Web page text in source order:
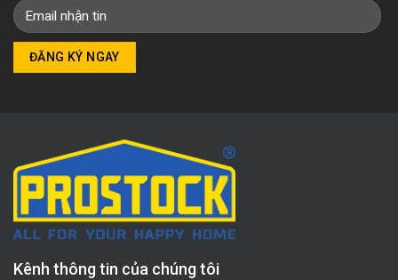
Kênh thông tin của chúng tôi